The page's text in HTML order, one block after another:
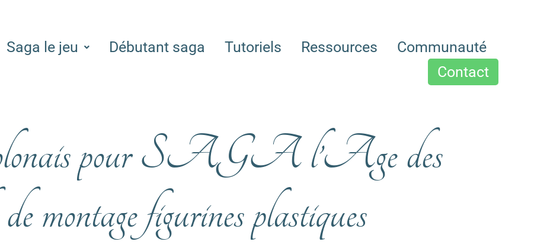
Saga le jeu Débutant saga Tutoriels Ressources
Communauté
Contact
pour SAGA l’Age des
montage figurines plastiques